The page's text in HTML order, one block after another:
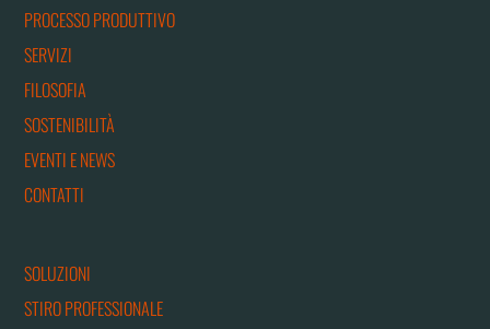
PROCESSO PRODUTTIVO
SERVIZI
FILOSOFIA
SOSTENIBILITÀ
EVENTI E NEWS
CONTATTI
SOLUZIONI
STIRO PROFESSIONALE